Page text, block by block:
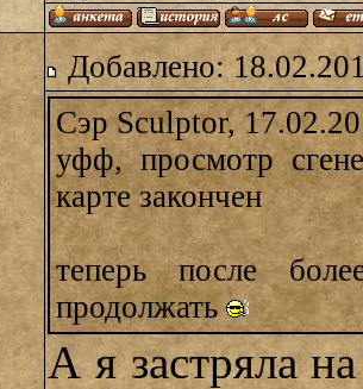
Добавлено:
Сэр Sculptor,
уфф, просмотр
карте закончен
теперь после
продолжать
А я застряла